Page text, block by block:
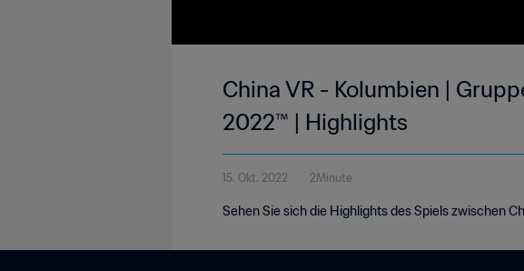
China VR - Kolumbien |
2022™ | Highlights
15. Okt. 2022 2Minute
Sehen Sie sich die Highlights des Spiels zwischen